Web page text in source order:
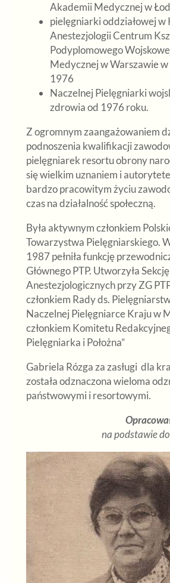
Akademii Medycznej w
pielęgniarki oddziałowej
Anestezjologii Centrum
Podyplomowego
Medycznej w Warszawie
1976
Naczelnej Pielęgniarki
zdrowia od 1976 roku.
Z ogromnym zaangażowaniem
podnoszenia kwalifikacji
pielęgniarek resortu obrony
się wielkim uznaniem i
bardzo pracowitym życiu
czas na działalność społeczną.
Była aktywnym członkiem
Towarzystwa Pielęgniarskiego.
1987 pełniła funkcję
Głównego PTP. Utworzyła
Anestezjologicznych przy ZG
członkiem Rady ds.
Naczelnej Pielęgniarce Kraju w
członkiem Komitetu
Pielęgniarka i Położna”
Gabriela Rózga za zasługi dla
została odznaczona wieloma
państwowymi i resortowymi.
na podstawie